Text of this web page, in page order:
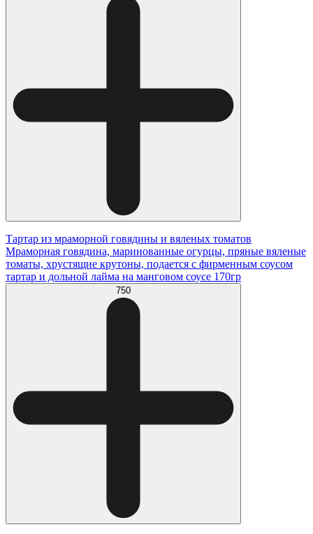
Тартар из мраморной говядины и вяленых томатов
Мраморная говядина, маринованные огурцы, пряные вяленые
томаты, хрустящие крутоны, подается с фирменным соусом
тартар и дольной лайма на манговом соусе 170гр
750